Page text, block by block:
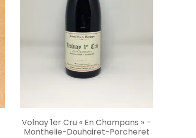
CHOIX DES OPTIONS
Volnay 1er Cru « En Champans » –
Monthelie-Douhairet-Porcheret